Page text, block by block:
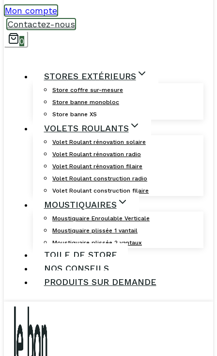
Mon compte
Contactez-nous
0
STORES EXTÉRIEURS
Store coffre sur-mesure
Store banne monobloc
Store banne XS
VOLETS ROULANTS
Volet Roulant rénovation solaire
Volet Roulant rénovation radio
Volet Roulant rénovation filaire
Volet Roulant construction radio
Volet Roulant construction filaire
MOUSTIQUAIRES
Moustiquaire Enroulable Verticale
Moustiquaire plissée 1 vantail
Moustiquaire plissée 2 vantaux
TOILE DE STORE
NOS CONSEILS
PRODUITS SUR DEMANDE